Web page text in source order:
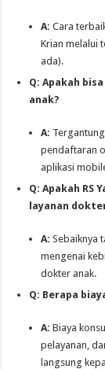
A: Cara
Krian melalui
ada).
Q: Apakah
anak?
A:
pendaftaran
aplikasi
Q: Apakah RS
layanan
A: Sebaiknya
mengenai
dokter anak.
Q: Berapa
A: Biaya
pelayanan,
langsung